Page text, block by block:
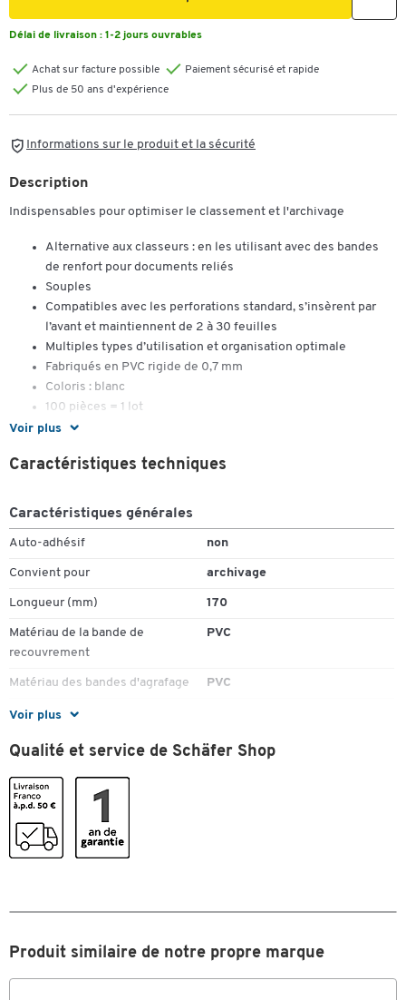
Délai de livraison : 1-2 jours ouvrables
Achat sur facture possible
Paiement sécurisé et rapide
Plus de 50 ans d'expérience
Informations sur le produit et la sécurité
Voir plus
Description
Indispensables pour optimiser le classement et l'archivage
Alternative aux classeurs : en les utilisant avec des bandes
de renfort pour documents reliés
Souples
Compatibles avec les perforations standard, s’insèrent par
l’avant et maintiennent de 2 à 30 feuilles
Multiples types d’utilisation et organisation optimale
Fabriqués en PVC rigide de 0,7 mm
Coloris : blanc
100 pièces = 1 lot
Voir plus
Caractéristiques techniques
Caractéristiques générales
Auto-adhésif non
Convient pour archivage
Longueur (mm) 170
Matériau de la bande de
recouvrement
PVC
Matériau des bandes d'agrafage PVC
Matériau du rail d'agrafage
Nr. fabricant 10926016
Couleurs
Coloris
Largeur (mm) 11
Qualité et service de Schäfer Shop
Produit similaire de notre propre marque